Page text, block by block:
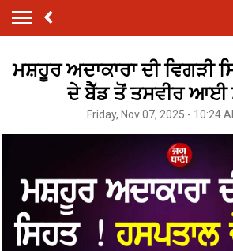
ਮਸ਼ਹੂਰ ਅਦਾਕਾਰਾ ਦੀ ਵਿਗੜੀ
ਦੇ ਬੈੱਡ ਤੋਂ ਤਸਵੀਰ ਆਈ
Friday, Nov 07, 2025 - 10:24